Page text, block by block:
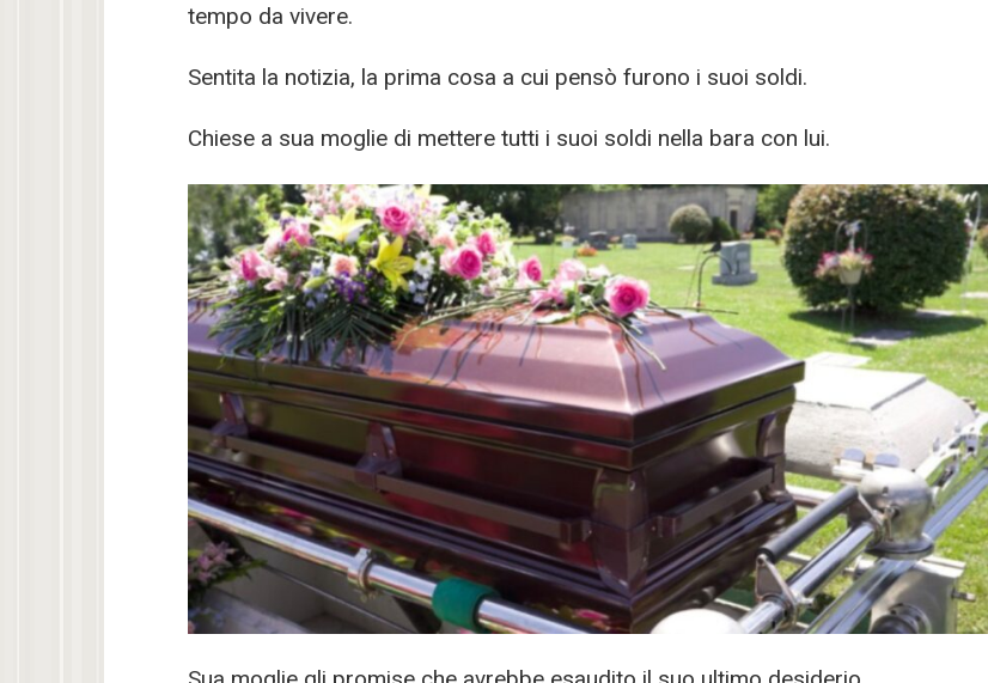
tempo da vivere.
Sentita la notizia, la prima cosa a cui pensò furono i suoi soldi.
Chiese a sua moglie di mettere tutti i suoi soldi nella bara con lui.